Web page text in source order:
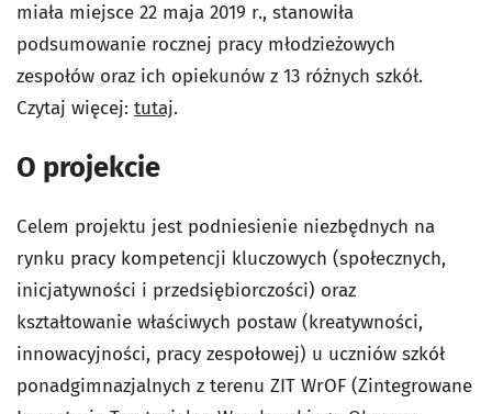
miała miejsce 22 maja 2019 r., stanowiła
podsumowanie rocznej pracy młodzieżowych
zespołów oraz ich opiekunów z 13 różnych szkół.
Czytaj więcej: tutaj.
O projekcie
Celem projektu jest podniesienie niezbędnych na
rynku pracy kompetencji kluczowych (społecznych,
inicjatywności i przedsiębiorczości) oraz
kształtowanie właściwych postaw (kreatywności,
innowacyjności, pracy zespołowej) u uczniów szkół
ponadgimnazjalnych z terenu ZIT WrOF (Zintegrowane